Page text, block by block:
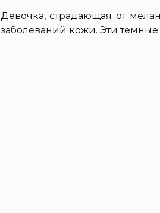
Девочка, страдающая от
заболеваний кожи. Эти